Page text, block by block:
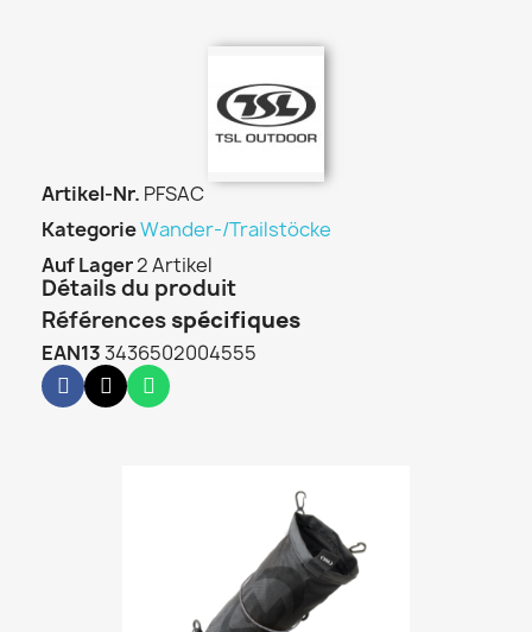
Artikel-Nr. PFSAC
KategorieWander-/Trailstöcke
Auf Lager2 Artikel
Détails du produit
Références spécifiques
EAN133436502004555